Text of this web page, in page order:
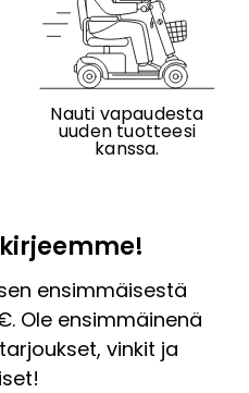
Nauti vapaudesta
uuden tuotteesi
kanssa.
ensimmäisestä
Ole ensimmäinenä
vinkit ja